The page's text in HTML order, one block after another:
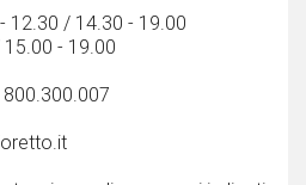
12.30 / 14.30 - 19.00
- 19.00